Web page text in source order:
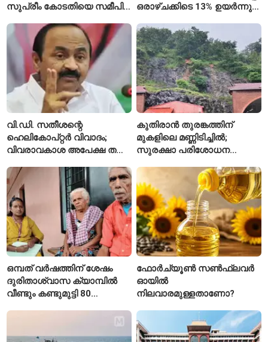
സുപ്രീം കോടതിയെ സമീപിച്ച്
ഒരാഴ്ചക്കിടെ 13% ഉയർന്നു;
ഇപ്പോഴും കുറവ്
വി.ഡി. സതീശന്റെ
ഹെലികോപ്റ്റർ വിവാദം;
വിവരാവകാശ അപേക്ഷ തള്ളി
കുതിരാൻ തുരങ്കത്തിന്
മുകളിലെ മണ്ണിടിച്ചിൽ;
സുരക്ഷാ പരിശോധന
ഒമ്പത് വർഷത്തിന് ശേഷം
ദുരിതാശ്വാസ ക്യാമ്പിൽ
വീണ്ടും കണ്ടുമുട്ടി 80
ഫോർച്യൂൺ സൺഫ്ലവർ
ഓയിൽ
നിലവാരമുള്ളതാണോ?